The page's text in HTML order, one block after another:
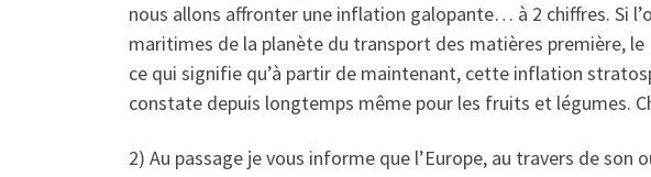
nous allons affronter une inflation galopante… à 2 chiffres. Si
maritimes de la planète du transport des matières première,
ce qui signifie qu’à partir de maintenant, cette inflation
constate depuis longtemps même pour les fruits et légumes.
2) Au passage je vous informe que l’Europe, au travers de son